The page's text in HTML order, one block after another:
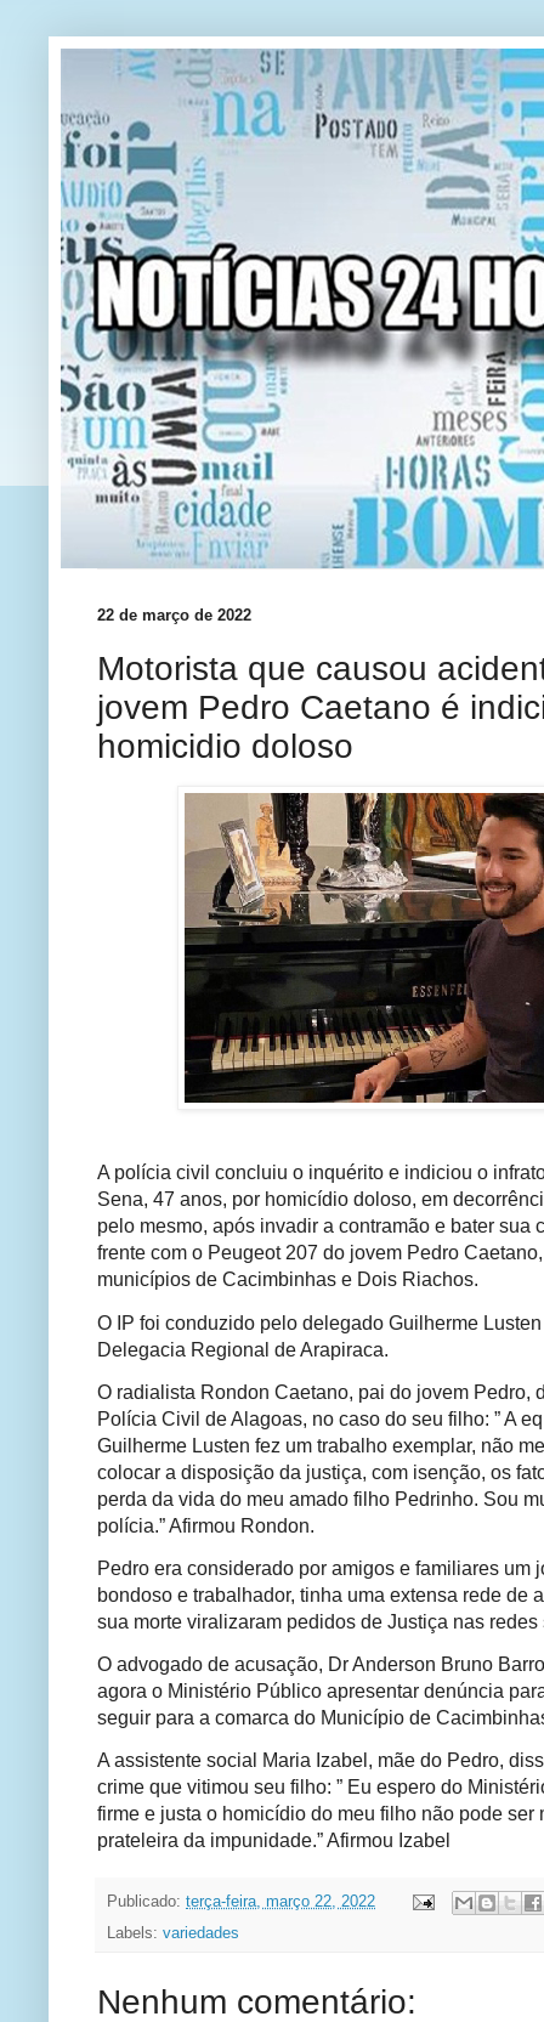
22 de março de 2022
Motorista que causou
jovem Pedro Caetano é
homicidio doloso
A polícia civil concluiu o inquérito e indiciou o
Sena, 47 anos, por homicídio doloso, em
pelo mesmo, após invadir a contramão e bater sua
frente com o Peugeot 207 do jovem Pedro
municípios de Cacimbinhas e Dois Riachos.
O IP foi conduzido pelo delegado Guilherme
Delegacia Regional de Arapiraca.
O radialista Rondon Caetano, pai do jovem Pedro,
Polícia Civil de Alagoas, no caso do seu filho: ” A
Guilherme Lusten fez um trabalho exemplar, não
colocar a disposição da justiça, com isenção, os
perda da vida do meu amado filho Pedrinho. Sou
polícia.” Afirmou Rondon.
Pedro era considerado por amigos e familiares um
bondoso e trabalhador, tinha uma extensa rede de
sua morte viralizaram pedidos de Justiça nas redes
O advogado de acusação, Dr Anderson Bruno
agora o Ministério Público apresentar denúncia
seguir para a comarca do Município de
A assistente social Maria Izabel, mãe do Pedro,
crime que vitimou seu filho: ” Eu espero do
firme e justa o homicídio do meu filho não pode ser
prateleira da impunidade.” Afirmou Izabel
Publicado: terça-feira, março 22, 2022
Labels: variedades
Nenhum comentário: